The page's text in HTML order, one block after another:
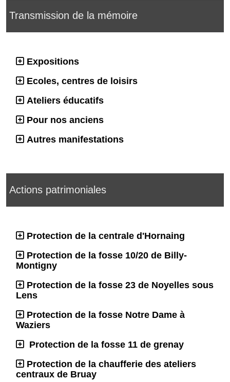
Transmission de la mémoire
Expositions
Ecoles, centres de loisirs
Ateliers éducatifs
Pour nos anciens
Autres manifestations
Actions patrimoniales
Protection de la centrale d'Hornaing
Protection de la fosse 10/20 de Billy-
Montigny
Protection de la fosse 23 de Noyelles sous
Lens
Protection de la fosse Notre Dame à
Waziers
Protection de la fosse 11 de grenay
Protection de la chaufferie des ateliers
centraux de Bruay